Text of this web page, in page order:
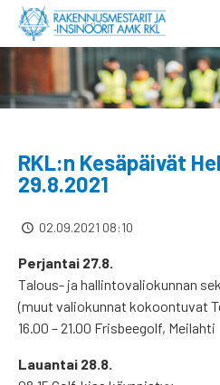
RKL:n Kesäpäivät
29.8.2021
02.09.2021 08:10
Perjantai 27.8.
Talous- ja hallintovaliokunnan
(muut valiokunnat kokoontuvat
16.00 – 21.00 Frisbeegolf, Meilahti
Lauantai 28.8.